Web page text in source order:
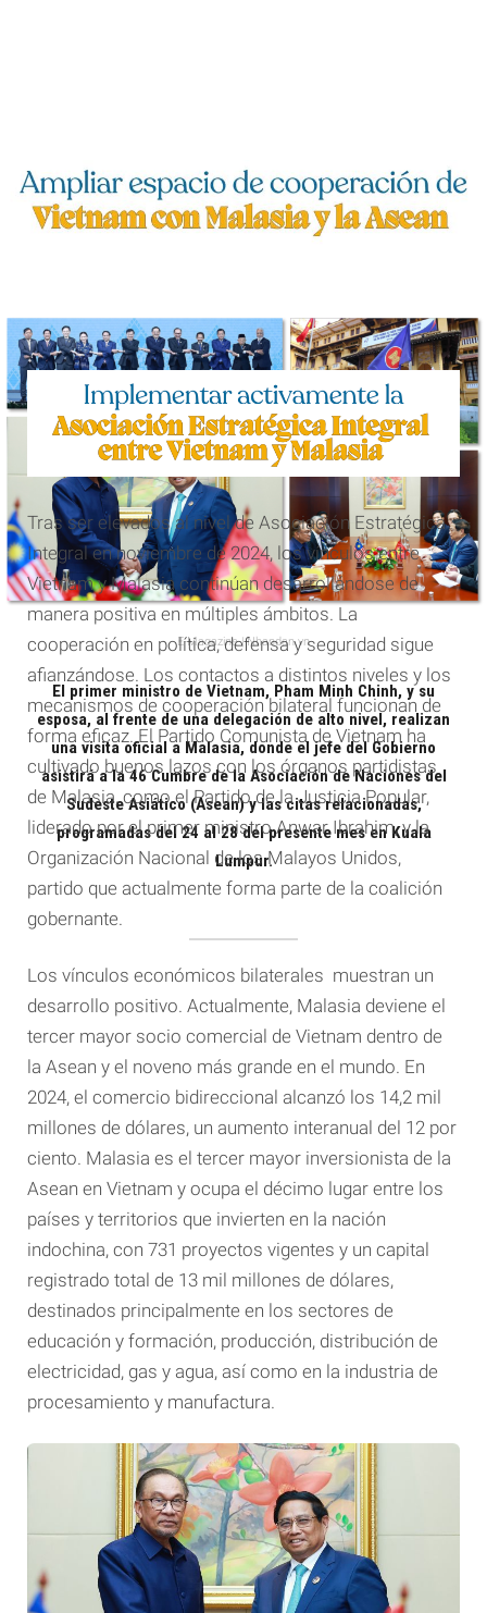
E-Magazine | Nhandan.vn
El primer ministro de Vietnam, Pham Minh Chinh, y su
esposa, al frente de una delegación de alto nivel, realizan
una visita oficial a Malasia, donde el jefe del Gobierno
asistirá a la 46 Cumbre de la Asociación de Naciones del
Sudeste Asiático (Asean) y las citas relacionadas,
programadas del 24 al 28 del presente mes en Kuala
Lumpur.
Tras ser elevados al nivel de Asociación Estratégica
Integral en noviembre de 2024, los vínculos entre
Vietnam y Malasia continúan desarrollándose de
manera positiva en múltiples ámbitos. La
cooperación en política, defensa y seguridad sigue
afianzándose. Los contactos a distintos niveles y los
mecanismos de cooperación bilateral funcionan de
forma eficaz. El Partido Comunista de Vietnam ha
cultivado buenos lazos con los órganos partidistas
de Malasia, como el Partido de la Justicia Popular,
liderado por el primer ministro Anwar Ibrahim, y la
Organización Nacional de los Malayos Unidos,
partido que actualmente forma parte de la coalición
gobernante.
Los vínculos económicos bilaterales muestran un
desarrollo positivo. Actualmente, Malasia deviene el
tercer mayor socio comercial de Vietnam dentro de
la Asean y el noveno más grande en el mundo. En
2024, el comercio bidireccional alcanzó los 14,2 mil
millones de dólares, un aumento interanual del 12 por
ciento. Malasia es el tercer mayor inversionista de la
Asean en Vietnam y ocupa el décimo lugar entre los
países y territorios que invierten en la nación
indochina, con 731 proyectos vigentes y un capital
registrado total de 13 mil millones de dólares,
destinados principalmente en los sectores de
educación y formación, producción, distribución de
electricidad, gas y agua, así como en la industria de
procesamiento y manufactura.